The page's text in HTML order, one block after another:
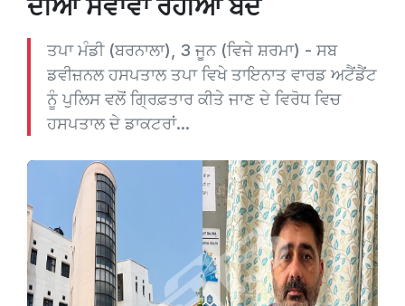
ਦੀਆਂ ਸੇਵਾਵਾਂ ਰਹੀਆਂ ਬੰਦ
ਤਪਾ ਮੰਡੀ (ਬਰਨਾਲਾ), 3 ਜੂਨ (ਵਿਜੇ ਸ਼ਰਮਾ) - ਸਬ
ਡਵੀਜ਼ਨਲ ਹਸਪਤਾਲ ਤਪਾ ਵਿਖੇ ਤਾਇਨਾਤ ਵਾਰਡ ਅਟੈਂਡੈਂਟ
ਨੂੰ ਪੁਲਿਸ ਵਲੋਂ ਗ੍ਰਿਫ਼ਤਾਰ ਕੀਤੇ ਜਾਣ ਦੇ ਵਿਰੋਧ ਵਿਚ
ਹਸਪਤਾਲ ਦੇ ਡਾਕਟਰਾਂ...